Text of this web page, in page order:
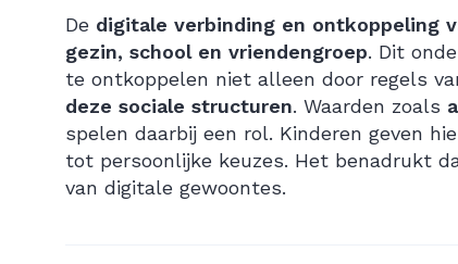
De digitale verbinding en ontkoppeling
gezin, school en vriendengroep. Dit
te ontkoppelen niet alleen door regels
deze sociale structuren. Waarden zoals
spelen daarbij een rol. Kinderen geven
tot persoonlijke keuzes. Het benadrukt
van digitale gewoontes.